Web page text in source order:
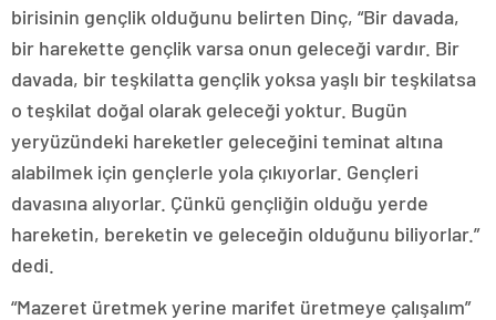
birisinin gençlik olduğunu belirten Dinç, “Bir davada,
bir harekette gençlik varsa onun geleceği vardır. Bir
davada, bir teşkilatta gençlik yoksa yaşlı bir teşkilatsa
o teşkilat doğal olarak geleceği yoktur. Bugün
yeryüzündeki hareketler geleceğini teminat altına
alabilmek için gençlerle yola çıkıyorlar. Gençleri
davasına alıyorlar. Çünkü gençliğin olduğu yerde
hareketin, bereketin ve geleceğin olduğunu biliyorlar.”
dedi.
“Mazeret üretmek yerine marifet üretmeye çalışalım”